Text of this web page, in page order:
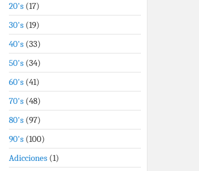
20's (17)
30's (19)
40's (33)
50's (34)
60's (41)
70's (48)
80's (97)
90's (100)
Adicciones (1)